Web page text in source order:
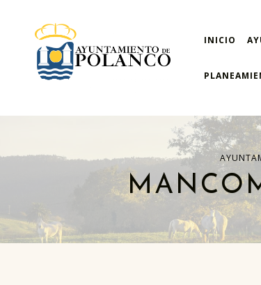
ayuntamiento de
AYUNTAMIENTO DE POLANCO
INICIO